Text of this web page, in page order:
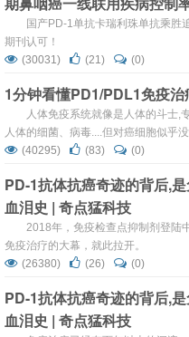
国产PD-1单抗卡瑞利珠单抗乘胜
期刊认可！
(30031)
(21) (0)
1分钟看懂PD1/PDL1免疫治
人体免疫系统就像是人体的斗士,
人体的细菌、病毒....但对癌细胞似乎
就是细胞毒性T细胞。
(40295) (83) (0)
PD-1抗体抗癌奇迹的背后,
血泪史 | 奇点猛科技
2018年，免疫检查点抑制剂登陆
免疫治疗的大幕，就此拉开。
(26380)
(26) (0)
PD-1抗体抗癌奇迹的背后,
血泪史 | 奇点猛科技